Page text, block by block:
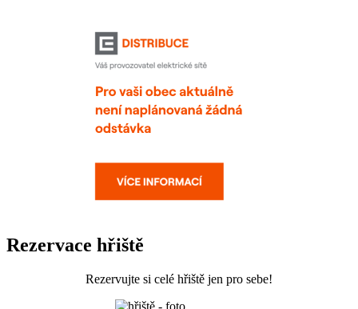
Rezervace hřiště
Rezervujte si celé hřiště jen pro sebe!